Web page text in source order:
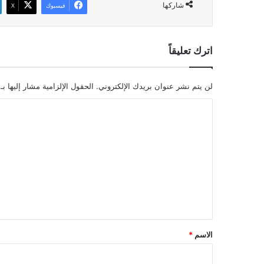
شاركها فيسبوك ‫X
اترك تعليقاً
لن يتم نشر عنوان بريدك الإلكتروني. الحقول الإلزامية مشار إليها بـ
*
الاسم *